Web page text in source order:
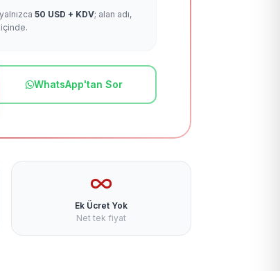
50 USD + KDV; alan adı,
içinde.
WhatsApp'tan Sor
Ek Ücret Yok
Net tek fiyat